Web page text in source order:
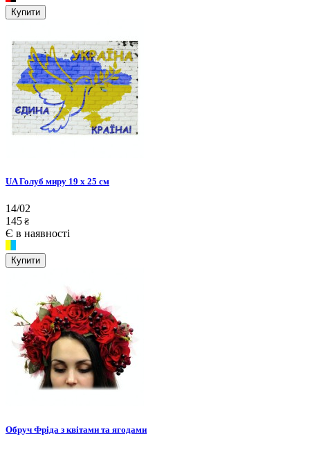
Купити
UA Голуб миру 19 х 25 см
14/02
145 ₴
Є в наявності
Купити
Обруч Фріда з квітами та ягодами